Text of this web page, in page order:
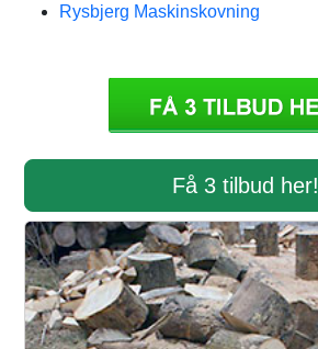
Rysbjerg Maskinskovning
Få 3 tilbud her!